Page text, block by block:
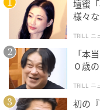
(C)テレビ朝日
壇蜜
様々
TRILL ニ
「本
０歳
TRILL ニ
初の